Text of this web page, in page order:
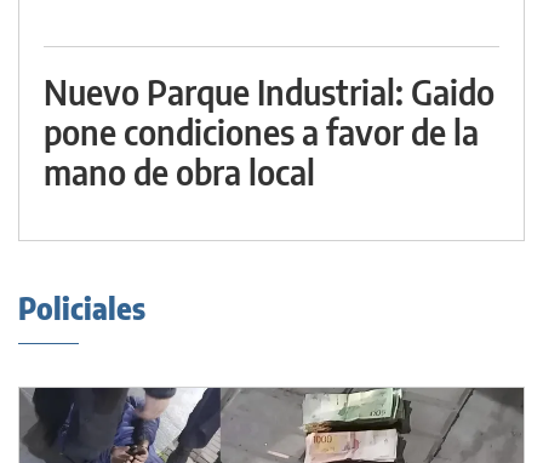
Nuevo Parque Industrial: Gaido
pone condiciones a favor de la
mano de obra local
Policiales